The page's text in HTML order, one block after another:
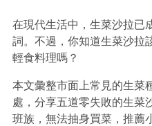
在現代生活中，生菜沙拉已
詞。不過，你知道生菜沙拉
輕食料理嗎？
本文彙整市面上常見的生菜
處，分享五道零失敗的生菜
班族，無法抽身買菜，推薦